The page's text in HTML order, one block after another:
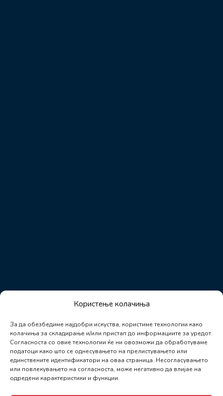
Користење колачиња
За да обезбедиме најдобри искуства, користиме технологии како
колачиња за складирање и/или пристап до информациите за уредот.
Согласноста со овие технологии ќе ни овозможи да обработуваме
податоци како што се однесувањето на прелистувањето или
единствените идентификатори на оваа страница. Несогласувањето
или повлекувањето на согласноста, може негативно да влијае на
одредени карактеристики и функции.